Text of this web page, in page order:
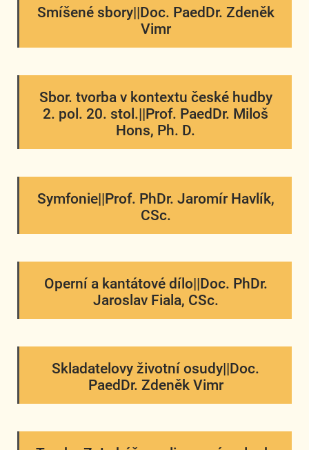
Smíšené sbory||Doc. PaedDr. Zdeněk
Vimr
Sbor. tvorba v kontextu české hudby
2. pol. 20. stol.||Prof. PaedDr. Miloš
Hons, Ph. D.
Symfonie||Prof. PhDr. Jaromír Havlík,
CSc.
Operní a kantátové dílo||Doc. PhDr.
Jaroslav Fiala, CSc.
Skladatelovy životní osudy||Doc.
PaedDr. Zdeněk Vimr